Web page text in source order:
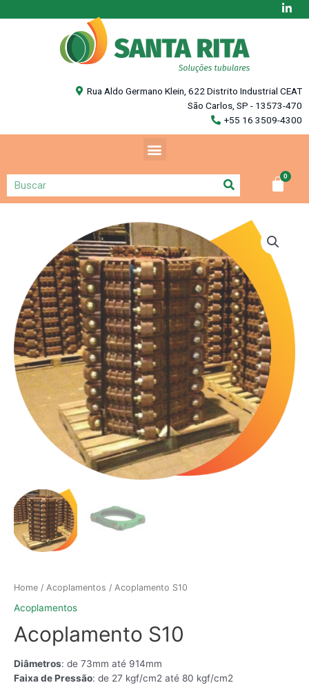
Rua Aldo Germano Klein, 622 Distrito Industrial CEAT
São Carlos, SP - 13573-470
+55 16 3509-4300
Home / Acoplamentos / Acoplamento S10
Acoplamentos
Acoplamento S10
Diâmetros: de 73mm até 914mm
Faixa de Pressão: de 27 kgf/cm2 até 80 kgf/cm2